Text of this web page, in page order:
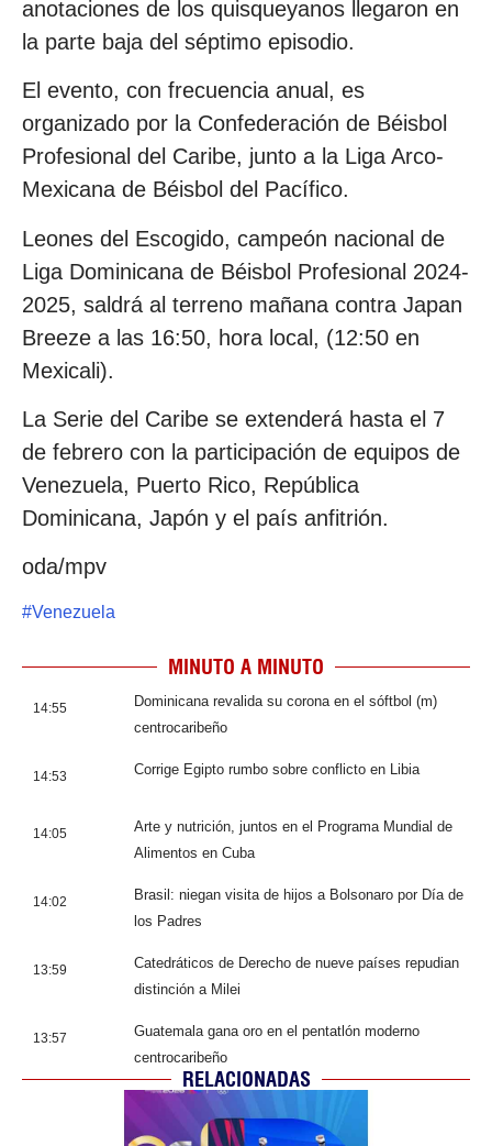
anotaciones de los quisqueyanos llegaron en
la parte baja del séptimo episodio.
El evento, con frecuencia anual, es
organizado por la Confederación de Béisbol
Profesional del Caribe, junto a la Liga Arco-
Mexicana de Béisbol del Pacífico.
Leones del Escogido, campeón nacional de
Liga Dominicana de Béisbol Profesional 2024-
2025, saldrá al terreno mañana contra Japan
Breeze a las 16:50, hora local, (12:50 en
Mexicali).
La Serie del Caribe se extenderá hasta el 7
de febrero con la participación de equipos de
Venezuela, Puerto Rico, República
Dominicana, Japón y el país anfitrión.
oda/mpv
#Venezuela
MINUTO A MINUTO
14:55
Dominicana revalida su corona en el sóftbol (m)
centrocaribeño
14:53 Corrige Egipto rumbo sobre conflicto en Libia
14:05
Arte y nutrición, juntos en el Programa Mundial de
Alimentos en Cuba
14:02
Brasil: niegan visita de hijos a Bolsonaro por Día de
los Padres
13:59
Catedráticos de Derecho de nueve países repudian
distinción a Milei
13:57
Guatemala gana oro en el pentatlón moderno
centrocaribeño
RELACIONADAS